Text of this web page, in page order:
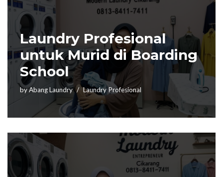
Laundry Profesional
untuk Murid di Boarding
School
byAbang Laundry Laundry Profesional